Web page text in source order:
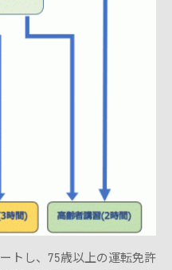
トし、75歳以上の運転免許